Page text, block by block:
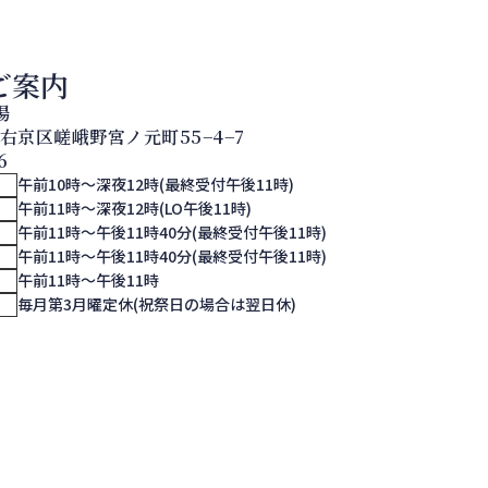
案内
京区嵯峨野宮ノ元町55−4−7
午前10時～深夜12時(最終受付午後11時)
午前11時～深夜12時(LO午後11時)
午前11時～午後11時40分(最終受付午後11時)
午前11時～午後11時40分(最終受付午後11時)
午前11時～午後11時
毎月第3月曜定休(祝祭日の場合は翌日休)